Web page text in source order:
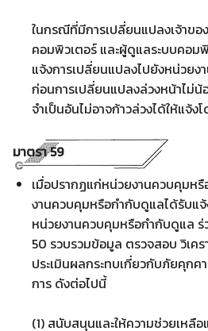
ในกรณีที่มีการเปลี่ยนแปลงเจ้าข
คอมพิวเตอร์ และผู้ดูแลระบบคอม
แจ้งการเปลี่ยนแปลงไปยังหน่วยง
ก่อนการเปลี่ยนแปลงล่วงหน้าไม่น้
จำเป็นอันไม่อาจก้าวล่วงได้ให้แจ้งโ
มาตรา 59
เมื่อปรากฏแก่หน่วยงานควบคุมห
งานควบคุมหรือกำกับดูแลได้รับแจ้
หน่วยงานควบคุมหรือกำกับดูแล
50 รวบรวมข้อมูล ตรวจสอบ วิเค
ประเมินผลกระทบเกี่ยวกับภัยคุกค
การ ดังต่อไปนี้
(1) สนับสนุนและให้ความช่วยเหลื